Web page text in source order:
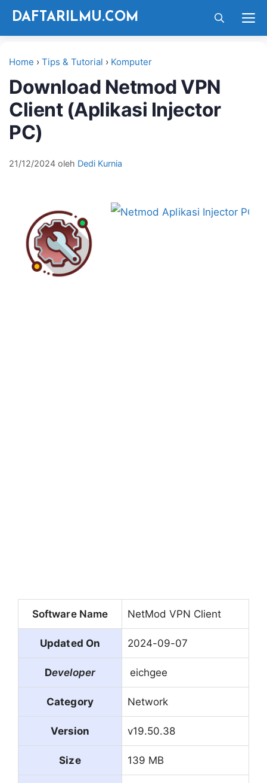
Langsung
DAFTARILMU.COM
Home › Tips & Tutorial › Komputer
Download Netmod VPN
Client (Aplikasi Injector
PC)
21/12/2024 oleh Dedi Kurnia
Software Name NetMod VPN Client
Updated On 2024-09-07
Developer eichgee
Category Network
Version v19.50.38
Size 139 MB